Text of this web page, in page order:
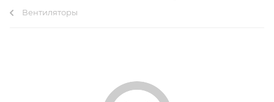
Вентиляторы